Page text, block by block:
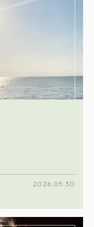
2026.05.30